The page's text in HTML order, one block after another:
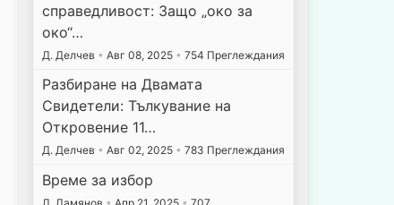
справедливост: Защо „око за
око“…
Д. Делчев • Авг 08, 2025 • 754 Преглеждания
Разбиране на Двамата
Свидетели: Тълкувание на
Откровение 11…
Д. Делчев • Авг 02, 2025 • 783 Преглеждания
Време за избор